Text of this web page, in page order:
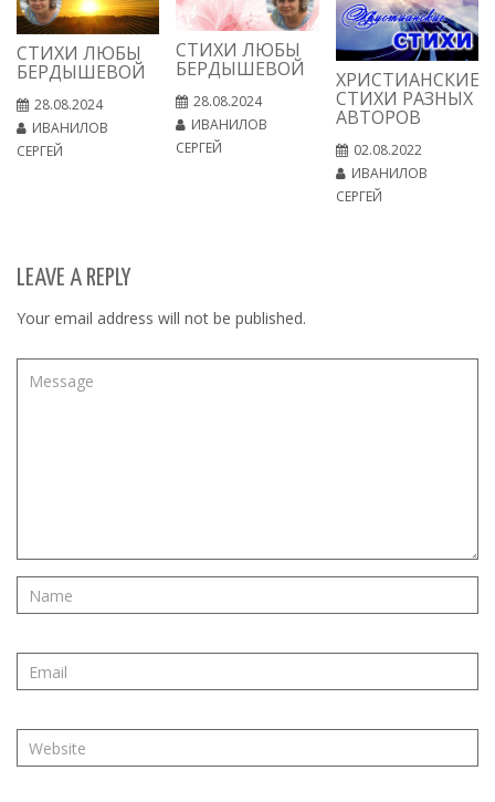
СТИХИ ЛЮБЫ
БЕРДЫШЕВОЙ
28.08.2024
ИВАНИЛОВ
СЕРГЕЙ
СТИХИ ЛЮБЫ
БЕРДЫШЕВОЙ
28.08.2024
ИВАНИЛОВ
СЕРГЕЙ
ХРИСТИАНСКИЕ
СТИХИ РАЗНЫХ
АВТОРОВ
02.08.2022
ИВАНИЛОВ
СЕРГЕЙ
LEAVE A REPLY
Your email address will not be published.